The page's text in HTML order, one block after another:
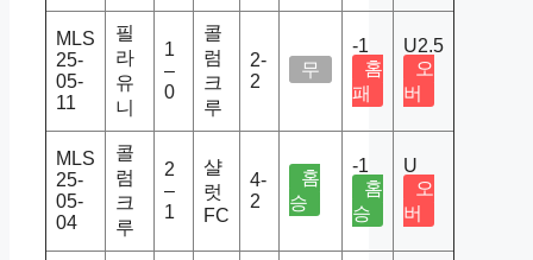
MLS
25-
05-
11
필
라
유
니
1
–
0
콜
럼
크
루
2-
2
무
-1
홈
패
U2.5
오
버
MLS
25-
05-
04
콜
럼
크
루
2
–
1
샬
럿
FC
4-
2
홈
승
-1
홈
승
U
오
버